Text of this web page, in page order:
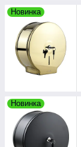
Новинка
Новинка